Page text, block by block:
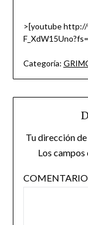
>[youtube
Categoría:
Tu dirección
Los
COMENTARIO